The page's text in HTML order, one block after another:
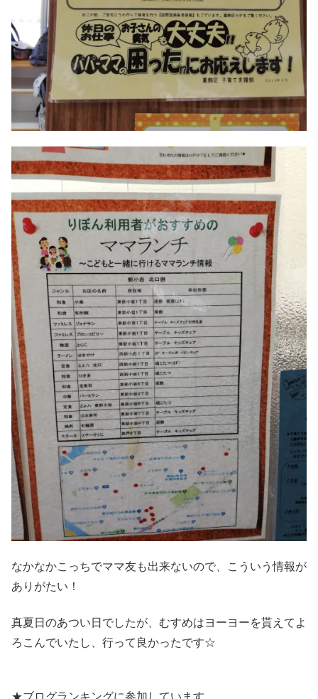
なかなかこっちでママ友も出来ないので、こういう情報が
ありがたい！
真夏日のあつい日でしたが、むすめはヨーヨーを貰えてよ
ろこんでいたし、行って良かったです☆
★ブログランキングに参加しています。